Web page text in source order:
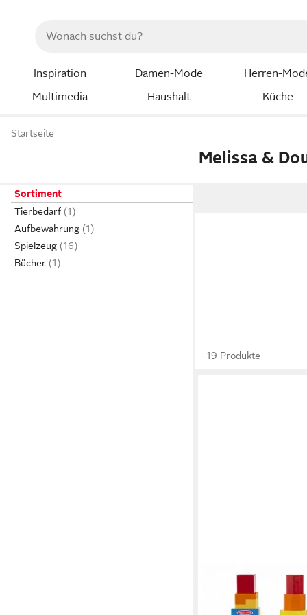
Inspiration Damen-Mode Herren-
Multimedia
Haushalt Küche
Startseite
Melissa &
Sortiment
Tierbedarf
Aufbewahrung
Spielzeug
Bücher
19 Produkte